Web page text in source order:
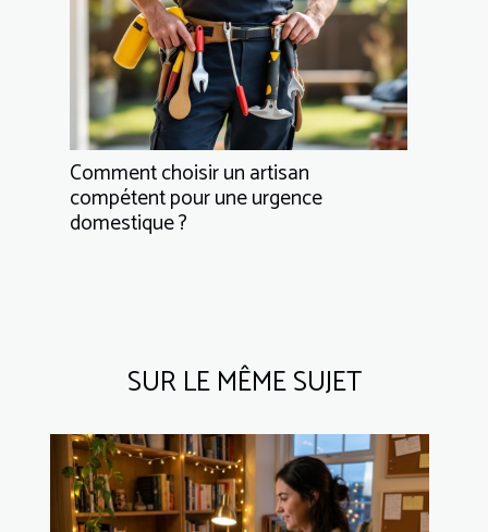
Comment choisir un artisan
compétent pour une urgence
domestique ?
SUR LE MÊME SUJET